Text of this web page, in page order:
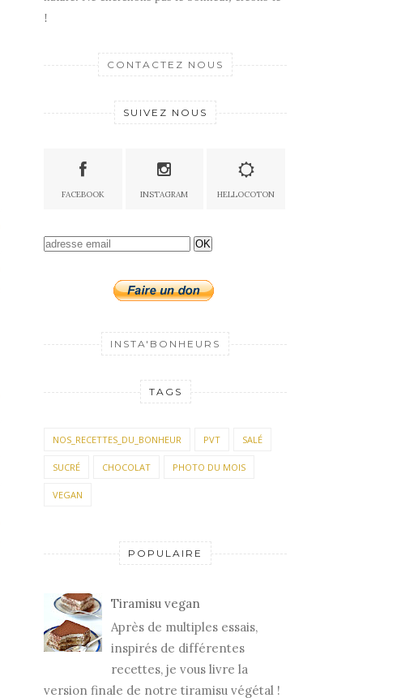
!
CONTACTEZ NOUS
SUIVEZ NOUS
FACEBOOK INSTAGRAM HELLOCOTON
OK
INSTA'BONHEURS
TAGS
NOS_RECETTES_DU_BONHEUR PVT SALÉ
SUCRÉ CHOCOLAT PHOTO DU MOIS
VEGAN
POPULAIRE
Tiramisu vegan
Après de multiples essais,
inspirés de différentes
recettes, je vous livre la
version finale de notre tiramisu végétal !